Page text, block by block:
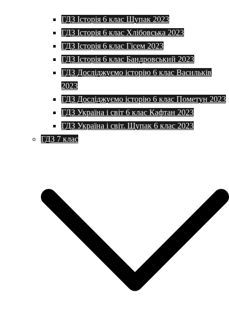
ГДЗ Історія 6 клас Щупак 2023
ГДЗ Історія 6 клас Хлібовська 2023
ГДЗ Історія 6 клас Гісем 2023
ГДЗ Історія 6 клас Бандровський 2023
ГДЗ Досліджуємо історію 6 клас Васильків
2023
ГДЗ Досліджуємо історію 6 клас Пометун 2023
ГДЗ Україна і світ 6 клас Кафтан 2023
ГДЗ Україна і світ. Щупак 6 клас 2023
ГДЗ 7 клас